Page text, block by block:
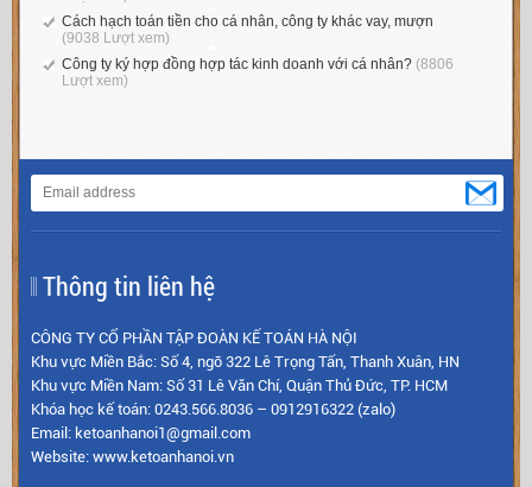
Cách hạch toán tiền cho cá nhân, công ty khác vay, mượn
(9038 Lượt xem)
Công ty ký hợp đồng hợp tác kinh doanh với cá nhân? (8806
Lượt xem)
Thông tin liên hệ
CÔNG TY CỔ PHẦN TẬP ĐOÀN KẾ TOÁN HÀ NỘI
Khu vực Miền Bắc: Số 4, ngõ 322 Lê Trọng Tấn, Thanh Xuân, HN
Khu vực Miền Nam: Số 31 Lê Văn Chí, Quận Thủ Đức, TP. HCM
Khóa học kế toán: 0243.566.8036 – 0912916322 (zalo)
Email: ketoanhanoi1@gmail.com
Website: www.ketoanhanoi.vn